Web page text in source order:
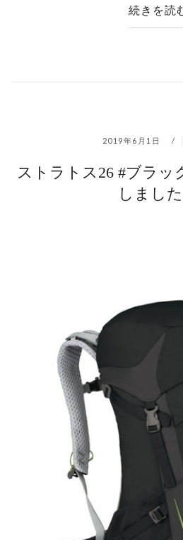
続きを読
2019年6月1日
ストラトス26 #ブラッ
しました